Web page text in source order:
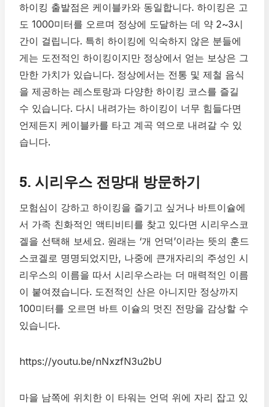
하이킹 출발점은 케이블카와 동일합니다. 하이킹은 고
도 1000미터를 오르며 정상에 도달하는 데 약 2~3시
간이 걸립니다. 특히 하이킹에 익숙하지 않은 분들에
게는 도전적인 하이킹이지만 정상에서 얻는 보상은 그
만한 가치가 있습니다. 정상에서는 전통 및 제철 음식
을 제공하는 레스토랑과 다양한 하이킹 코스를 즐길
수 있습니다. 다시 내려가는 하이킹이 너무 힘들다면
언제든지 케이블카를 타고 계곡 역으로 내려갈 수 있
습니다.
5. 시리우스 전망대 방문하기
모험심이 강하고 하이킹을 즐기고 싶거나 바트이슐에
서 가족 친화적인 액티비티를 찾고 있다면 시리우스코
겔을 선택해 보세요. 원래는 ‘개 언덕’이라는 뜻의 훈드
스코겔로 명명되었지만, 나중에 큰개자리의 주성인 시
리우스의 이름을 따서 시리우스라는 더 매력적인 이름
이 붙여졌습니다. 도전적인 산은 아니지만 정상까지
100미터를 오르면 바트 이슐의 멋진 전망을 감상할 수
있습니다.
https://youtu.be/nNxzfN3u2bU
마을 남쪽에 위치한 이 타워는 언덕 위에 자리 잡고 있